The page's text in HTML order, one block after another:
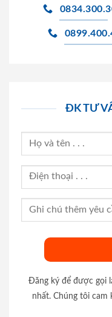
ĐK TƯ
Đăng ký để được gọi
nhất. Chúng tôi